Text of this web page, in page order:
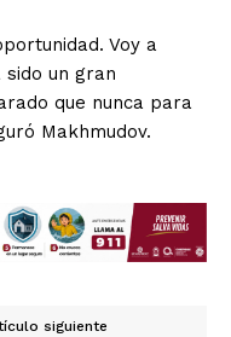
Voy a
sido un gran
que nunca para
Makhmudov.
siguiente